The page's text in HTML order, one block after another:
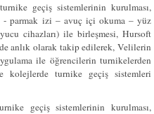
geçiş sistemlerinin kurulması,
parmak izi – avuç içi okuma – yüz
cihazları) ile birleşmesi, Hursoft
anlık olarak takip edilerek, Velilerin
ile öğrencilerin turnikelerden
kolejlerde turnike geçiş sistemleri
geçiş sistemlerinin kurulması,